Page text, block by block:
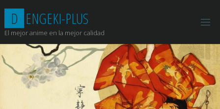
contenido
D ENGEKI-PLUS
El mejor anime en la mejor calidad